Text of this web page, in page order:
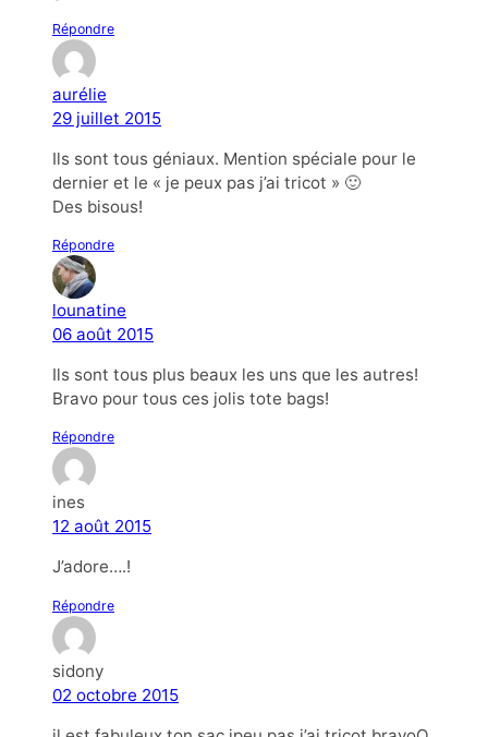
Répondre
aurélie
29 juillet 2015
Ils sont tous géniaux. Mention spéciale pour le
dernier et le « je peux pas j’ai tricot » 🙂
Des bisous!
Répondre
lounatine
06 août 2015
Ils sont tous plus beaux les uns que les autres!
Bravo pour tous ces jolis tote bags!
Répondre
ines
12 août 2015
J’adore….!
Répondre
sidony
02 octobre 2015